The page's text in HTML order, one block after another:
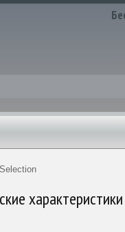
характеристики